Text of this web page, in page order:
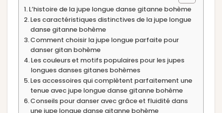
L’histoire de la jupe longue danse gitanne bohème
Les caractéristiques distinctives de la jupe longue
danse gitanne bohème
Comment choisir la jupe longue parfaite pour
danser gitan bohème
Les couleurs et motifs populaires pour les jupes
longues danses gitanes bohèmes
Les accessoires qui complètent parfaitement une
tenue avec jupe longue danse gitanne bohème
Conseils pour danser avec grâce et fluidité dans
une jupe longue danse gitanne bohème